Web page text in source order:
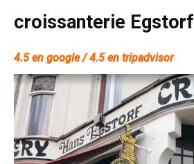
croissanterie Egstorf
4.5 en google / 4.5 en tripadvisor